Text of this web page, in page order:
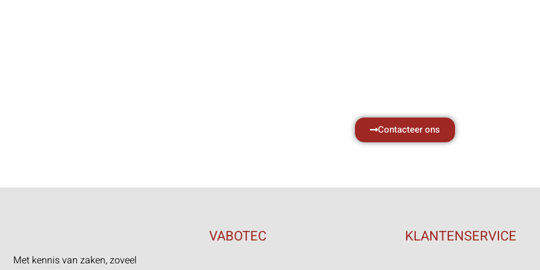
Contacteer ons
Met kennis van zaken, zoveel
VABOTEC KLANTENSERVICE